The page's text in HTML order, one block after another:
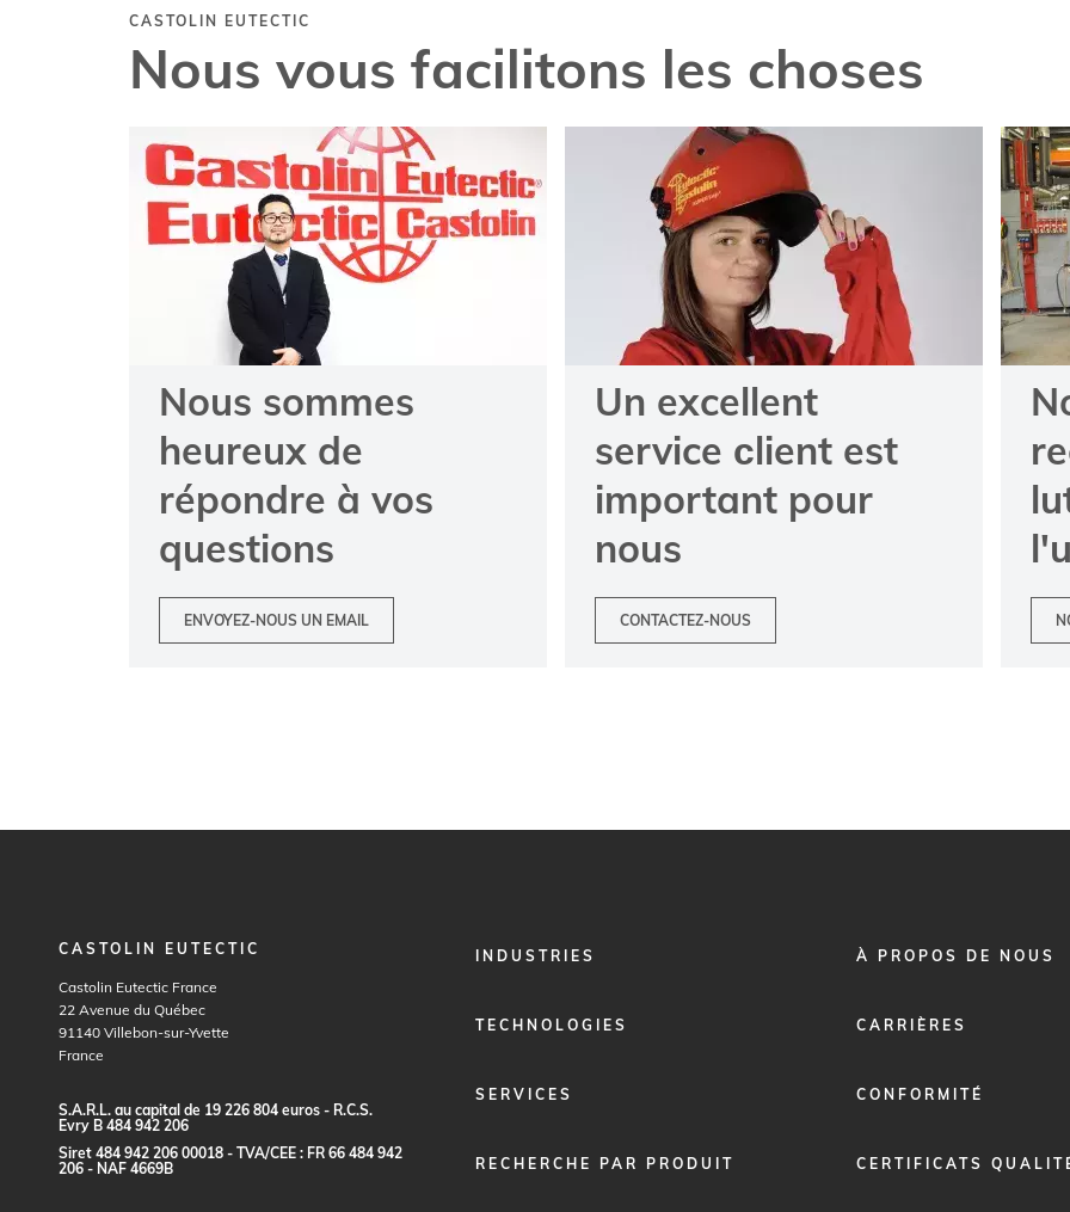
CASTOLIN EUTECTIC
Nous vous facilitons les choses
Nous sommes
heureux de
répondre à vos
questions
ENVOYEZ-NOUS UN EMAIL
Un excellent
service сlient est
important pour
nous
CONTACTEZ-NOUS
CASTOLIN EUTECTIC
Castolin Eutectic France
22 Avenue du Québec
91140 Villebon-sur-Yvette
France
S.A.R.L. au capita de 19 226 804 euros - R.C.S.
Evry B 484 942 206
Siret 484 942 206 00018 - TVA/CEE : FR 66 484 942
206 - NAF 4669B
FOOTERINDUSTRIES
TECHNOLOGIES
SERVICES
RECHERCHE PAR PRODUIT
FOOTER
À PROPOS DE NOUS
CARRIÈRES
CONFORMITÉ
CERTIFICATS